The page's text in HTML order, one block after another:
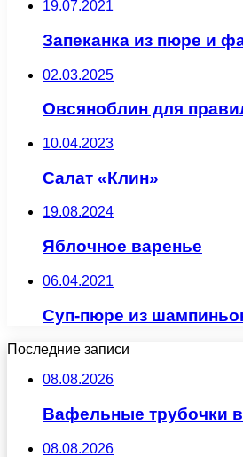
19.07.2021
Запеканка из пюре и
02.03.2025
Овсяноблин для
10.04.2023
Салат «Клин»
19.08.2024
Яблочное варенье
06.04.2021
Суп-пюре из
Последние записи
08.08.2026
Вафельные трубочки
08.08.2026